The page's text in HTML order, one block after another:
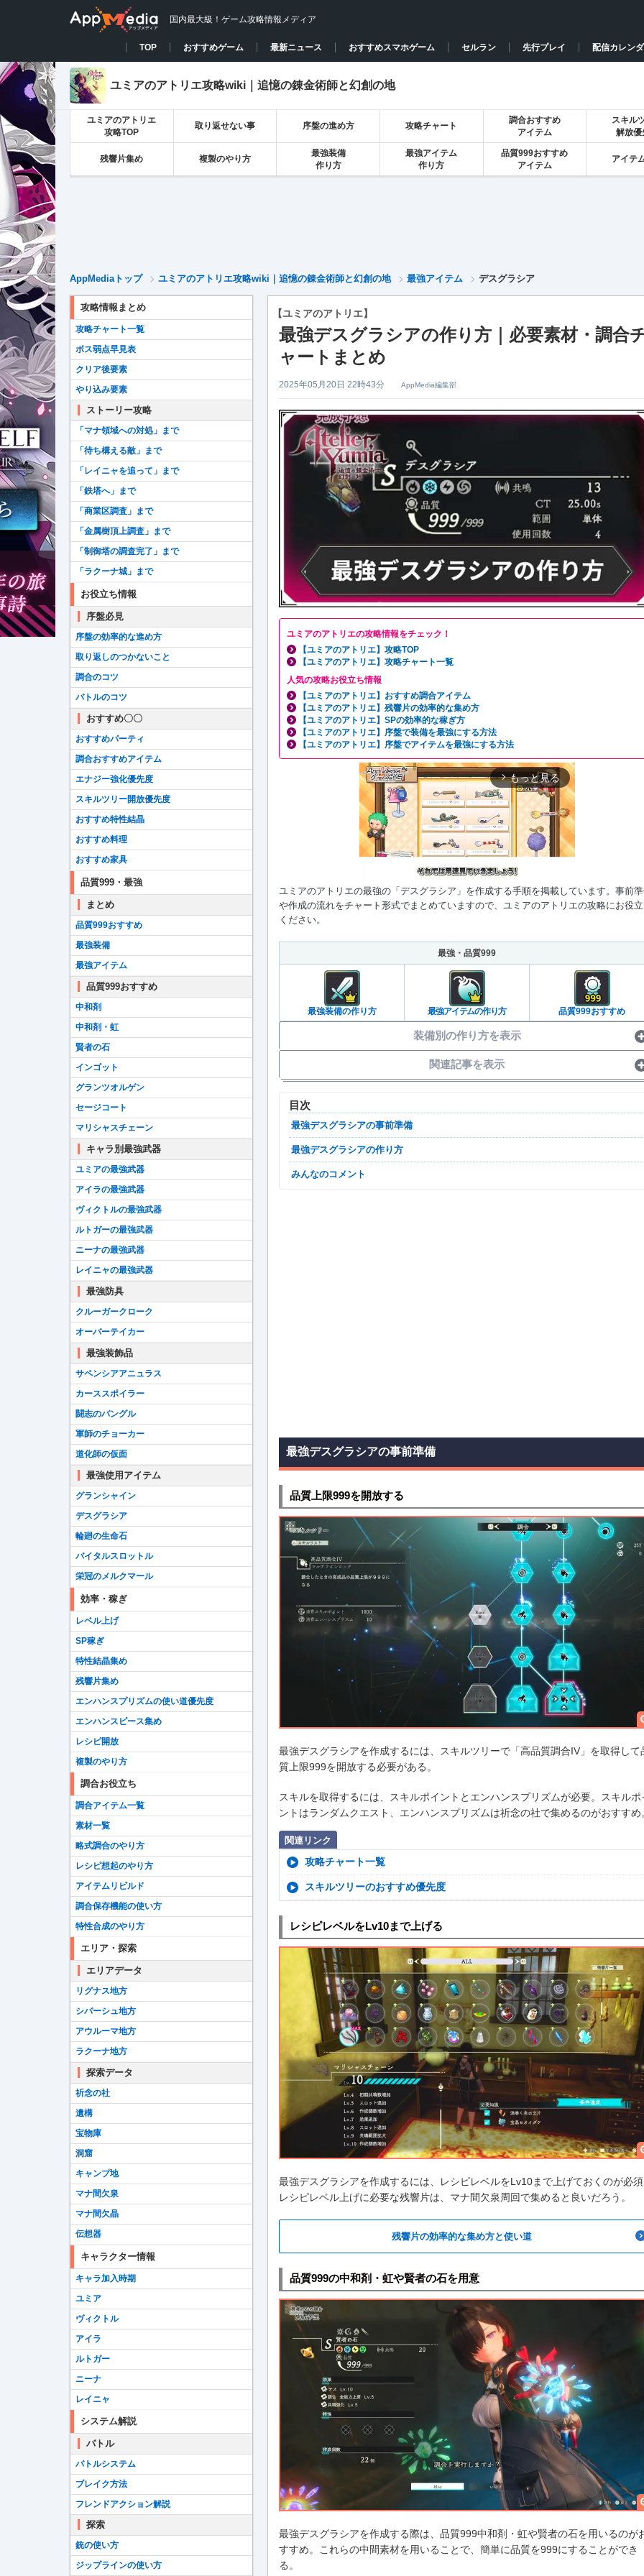
国内最大級！ゲーム攻略情報メディア
TOP おすすめゲーム 最新ニュース おすすめスマホゲーム セルラン 先行プレイ 配信カレン
ユミアのアトリエ攻略wiki｜追憶の錬金術師と幻創の地
ユミアのアトリエ
攻略TOP
取り返せない事 序盤の進め方 攻略チャート
調合おすすめ
アイテム
スキル
解放優
残響片集め 複製のやり方
最強装備
作り方
最強アイテム
作り方
品質999おすすめ
アイテム
アイテ
AppMediaトップ ユミアのアトリエ攻略wiki｜追憶の錬金術師と幻創の地 最強アイテム デスグラシア
【ユミアのアトリエ】
最強デスグラシアの作り方｜必要素材・調合
ャートまとめ
2025年05月20日 22時43分 AppMedia編集部
ユミアのアトリエの攻略情報をチェック！
【ユミアのアトリエ】攻略TOP
【ユミアのアトリエ】攻略チャート一覧
人気の攻略お役立ち情報
【ユミアのアトリエ】おすすめ調合アイテム
【ユミアのアトリエ】残響片の効率的な集め方
【ユミアのアトリエ】SPの効率的な稼ぎ方
【ユミアのアトリエ】序盤で装備を最強にする方法
【ユミアのアトリエ】序盤でアイテムを最強にする方法
arrow_forward_ios もっと見る
ユミアのアトリエの最強の「デスグラシア」を作成する手順を掲載しています。事前
や作成の流れをチャート形式でまとめていますので、ユミアのアトリエの攻略にお役
ください。
最強・品質999
最強装備の作り方 最強アイテムの作り方 品質999おすすめ
装備別の作り方を表示
関連記事を表示
目次
最強デスグラシアの事前準備
最強デスグラシアの作り方
みんなのコメント
最強デスグラシアの事前準備
品質上限999を開放する
最強デスグラシアを作成するには、スキルツリーで「高品質調合IV」を取得して
質上限999を開放する必要がある。
スキルを取得するには、スキルポイントとエンハンスプリズムが必要。スキルポ
ントはランダムクエスト、エンハンスプリズムは祈念の社で集めるのがおすすめ
関連リンク
攻略チャート一覧
スキルツリーのおすすめ優先度
レシピレベルをLv10まで上げる
最強デスグラシアを作成するには、レシピレベルをLv10まで上げておくのが必須
レシピレベル上げに必要な残響片は、マナ間欠泉周回で集めると良いだろう。
残響片の効率的な集め方と使い道
品質999の中和剤・虹や賢者の石を用意
最強デスグラシアを作成する際は、品質999中和剤・虹や賢者の石を用いるのが
すすめ。これらの中間素材を用いることで、簡単に品質を999にすることができ
る。
攻略情報まとめ
攻略チャート一覧
ボス弱点早見表
クリア後要素
やり込み要素
ストーリー攻略
「マナ領域への対処」まで
「待ち構える敵」まで
「レイニャを追って」まで
「鉄塔へ」まで
「商業区調査」まで
「金属樹頂上調査」まで
「制御塔の調査完了」まで
「ラクーナ城」まで
お役立ち情報
序盤必見
序盤の効率的な進め方
取り返しのつかないこと
調合のコツ
バトルのコツ
おすすめ〇〇
おすすめパーティ
調合おすすめアイテム
エナジー強化優先度
スキルツリー開放優先度
おすすめ特性結晶
おすすめ料理
おすすめ家具
品質999・最強
まとめ
品質999おすすめ
最強装備
最強アイテム
品質999おすすめ
中和剤
中和剤・虹
賢者の石
インゴット
グランツオルゲン
セージコート
マリシャスチェーン
キャラ別最強武器
ユミアの最強武器
アイラの最強武器
ヴィクトルの最強武器
ルトガーの最強武器
ニーナの最強武器
レイニャの最強武器
最強防具
クルーガークローク
オーバーテイカー
最強装飾品
サペンシアアニュラス
カーススポイラー
闘志のバングル
軍師のチョーカー
道化師の仮面
最強使用アイテム
グランシャイン
デスグラシア
輪廻の生命石
バイタルスロットル
栄冠のメルクマール
効率・稼ぎ
レベル上げ
SP稼ぎ
特性結晶集め
残響片集め
エンハンスプリズムの使い道優先度
エンハンスピース集め
レシピ開放
複製のやり方
調合お役立ち
調合アイテム一覧
素材一覧
略式調合のやり方
レシピ想起のやり方
アイテムリビルド
調合保存機能の使い方
特性合成のやり方
エリア・探索
エリアデータ
リグナス地方
シバーシュ地方
アウルーマ地方
ラクーナ地方
探索データ
祈念の社
遺構
宝物庫
洞窟
キャンプ地
マナ間欠泉
マナ間欠晶
伝想器
キャラクター情報
キャラ加入時期
ユミア
ヴィクトル
アイラ
ルトガー
ニーナ
レイニャ
システム解説
バトル
バトルシステム
ブレイク方法
フレンドアクション解説
探索
銃の使い方
ジップラインの使い方